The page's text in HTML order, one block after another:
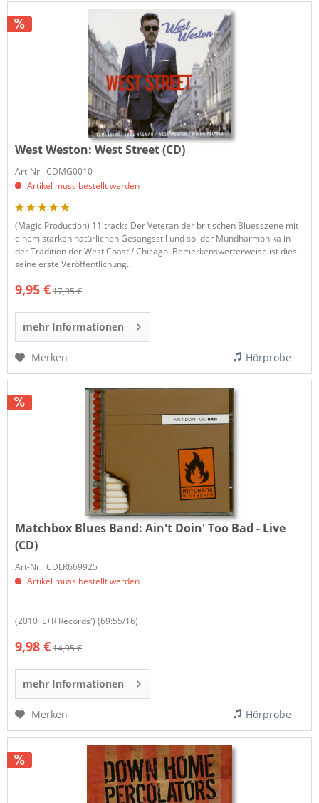
West Weston: West Street (CD)
Art-Nr.: CDMG0010
Artikel muss bestellt werden
(Magic Production) 11 tracks Der Veteran der britischen Bluesszene mit
einem starken natürlichen Gesangsstil und solider Mundharmonika in
der Tradition der West Coast / Chicago. Bemerkenswerterweise ist dies
seine erste Veröffentlichung...
9,95 €17,95 €
mehr Informationen
Merken Hörprobe
Matchbox Blues Band: Ain't Doin' Too Bad - Live
(CD)
Art-Nr.: CDLR669925
Artikel muss bestellt werden
(2010 'L+R Records') (69:55/16)
9,98 €14,95 €
mehr Informationen
Merken Hörprobe